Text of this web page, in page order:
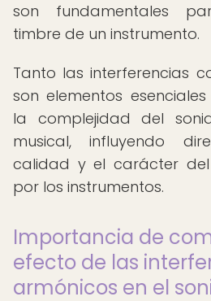
son fundamentales
timbre de un instrumento.
Tanto las interferencias
son elementos
la complejidad del
musical, influyendo
calidad y el carácter
por los instrumentos.
Importancia de
efecto de las
armónicos en el